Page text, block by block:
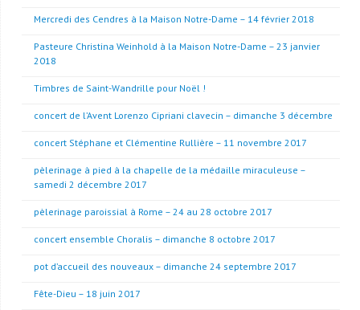
Mercredi des Cendres à la Maison Notre-Dame – 14 février 2018
Pasteure Christina Weinhold à la Maison Notre-Dame – 23 janvier
2018
Timbres de Saint-Wandrille pour Noël !
concert de l’Avent Lorenzo Cipriani clavecin – dimanche 3 décembre
concert Stéphane et Clémentine Rullière – 11 novembre 2017
pèlerinage à pied à la chapelle de la médaille miraculeuse –
samedi 2 décembre 2017
pèlerinage paroissial à Rome – 24 au 28 octobre 2017
concert ensemble Choralis – dimanche 8 octobre 2017
pot d’accueil des nouveaux – dimanche 24 septembre 2017
Fête-Dieu – 18 juin 2017